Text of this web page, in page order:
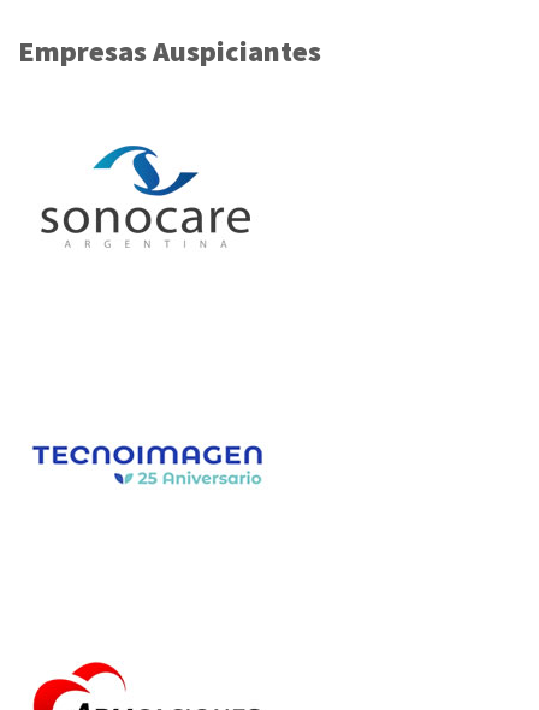
Empresas Auspiciantes